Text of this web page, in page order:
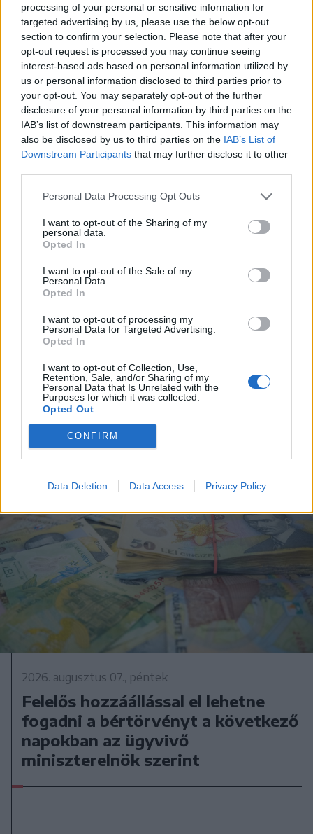
processing of your personal or sensitive information for
targeted advertising by us, please use the below opt-out
section to confirm your selection. Please note that after your
opt-out request is processed you may continue seeing
interest-based ads based on personal information utilized by
us or personal information disclosed to third parties prior to
your opt-out. You may separately opt-out of the further
disclosure of your personal information by third parties on the
IAB’s list of downstream participants. This information may
also be disclosed by us to third parties on the IAB’s List of
Downstream Participants that may further disclose it to other
Personal Data Processing Opt Outs
I want to opt-out of the Sharing of my
personal data.
Opted In
I want to opt-out of the Sale of my
Personal Data.
Opted In
I want to opt-out of processing my
Personal Data for Targeted Advertising.
Opted In
I want to opt-out of Collection, Use,
Retention, Sale, and/or Sharing of my
Personal Data that Is Unrelated with the
Purposes for which it was collected.
Opted Out
CONFIRM
Data Deletion Data Access Privacy Policy
2026. augusztus 07., péntek
Szeptember elejéig még marad a
veszélyhelyzet Parajdon
2026. augusztus 07., péntek
maradt a Duna vízhozama az
országhatárnál
2026. augusztus 07., péntek
Felelős hozzáállással el lehetne
fogadni a bértörvényt a következő
napokban az ügyvivő
miniszterelnök szerint